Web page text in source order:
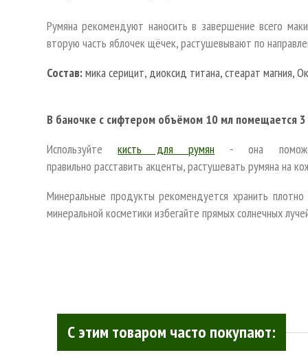
Румяна рекомендуют наносить в завершение всего
вторую часть яблочек щёчек, растушевывают по
Состав:мика серицит, диоксид титана, стеарат магния,
В баночке с сифтером объёмом 10 мл помещается 3
Используйтекисть для румян - она
правильнo расставить акценты, растушевать румяна на
Минеральные продукты рекомендуется хранить
минеральной косметики избегайте прямых солнечных
С этим товаром часто покупают: